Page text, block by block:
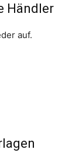
Händler
auf.